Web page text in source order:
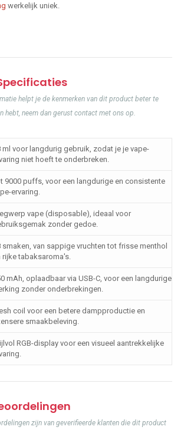
werkelijk uniek.
helpt je de kenmerken van dit product beter te
hebt, neem dan gerust contact met ons op.
ml voor langdurig gebruik, zodat je je vape-
niet hoeft te onderbreken.
9000 puffs, voor een langdurige en consistente
ervaring.
vape (disposable), ideaal voor
zonder gedoe.
smaken, van sappige vruchten tot frisse menthol
rijke tabaksaroma's.
mAh, oplaadbaar via USB-C, voor een langdurige
zonder onderbrekingen.
coil voor een betere dampproductie en
smaakbeleving.
RGB-display voor een visueel aantrekkelijke
zijn van geverifieerde klanten die dit product